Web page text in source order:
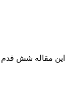
مقاله شش قدم